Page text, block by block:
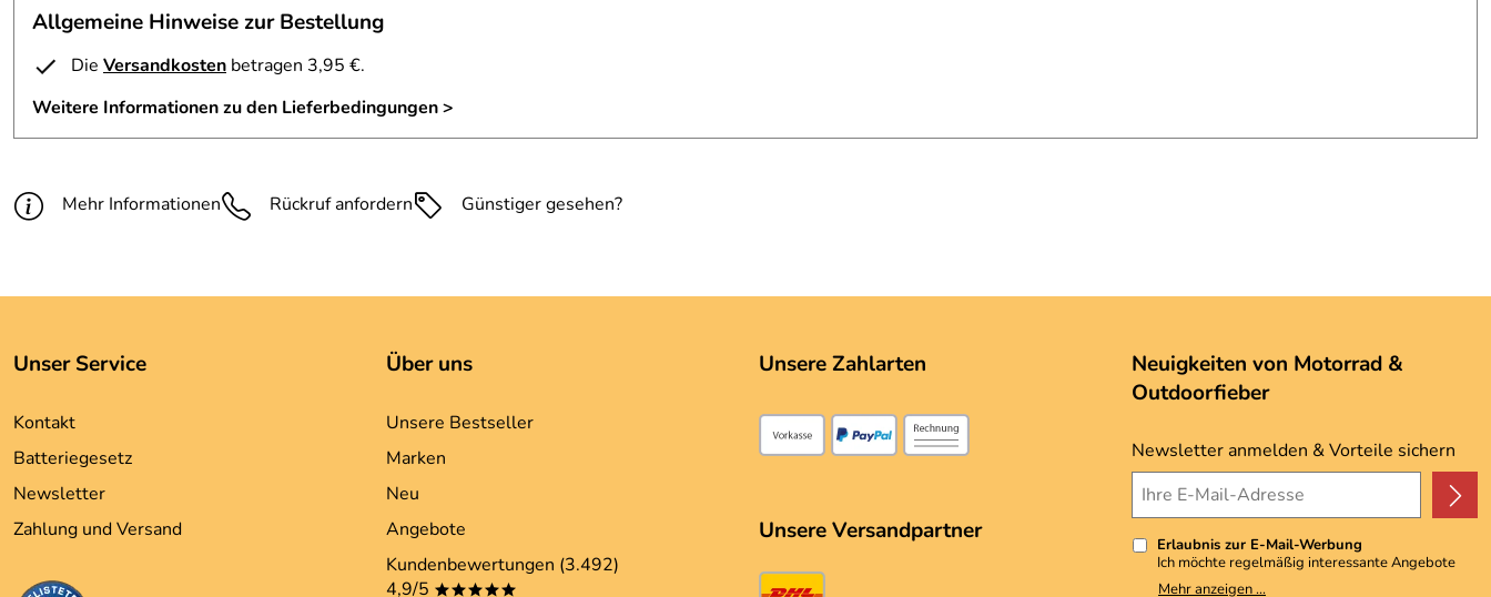
Allgemeine Hinweise zur Bestellung
Die Versandkosten betragen 3,95 €.
Weitere Informationen zu den Lieferbedingungen >
Mehr Informationen Rückruf anfordern Günstiger gesehen?
Unser Service
Kontakt
Batteriegesetz
Newsletter
Zahlung und Versand
Über uns
Unsere Bestseller
Marken
Neu
Angebote
Kundenbewertungen (3.492)
4,9/5 *****
Unsere Zahlarten
Unsere Versandpartner
Neuigkeiten von Motorrad &
Outdoorfieber
Newsletter anmelden & Vorteile sichern
Erlaubnis zur E-Mail-Werbung
Ich möchte regelmäßig interessante Angebote
per E-Mail erhalten. Meine E-Mail-Adresse wird
Mehr anzeigen ...